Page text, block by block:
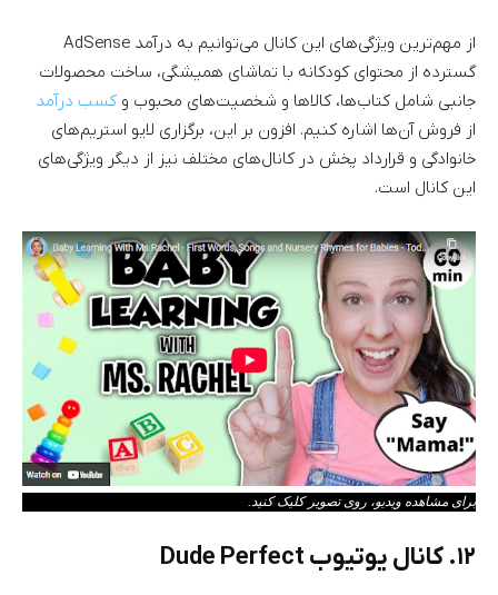
از مهم‌ترین ویژگی‌های این کانال می‌توانیم به درآمد AdSense
گسترده از محتوای کودکانه با تماشای همیشگی، ساخت محصولات
جانبی شامل کتاب‌ها، کالا‌ها و شخصیت‌های محبوب و کسب درآمد
از فروش آن‌ها اشاره کنیم. افزون بر این، برگزاری لایو استریم‌‌های
خانوادگی و قرارداد پخش در کانال‌های مختلف نیز از دیگر ویژگی‌های
این کانال است.
برای مشاهده ویدیو، روی تصویر کلیک کنید.
۱۲. کانال یوتیوب Dude Perfect